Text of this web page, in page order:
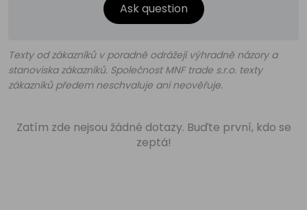
Ask question
Texty od zákazníků v poradně odrážejí výhradně názory a
stanoviska zákazníků. Společnost MNF trade s.r.o. texty
zákazníků předem neschvaluje ani neověřuje.
Zatím zde nejsou žádné dotazy. Buďte první, kdo se
zeptá!